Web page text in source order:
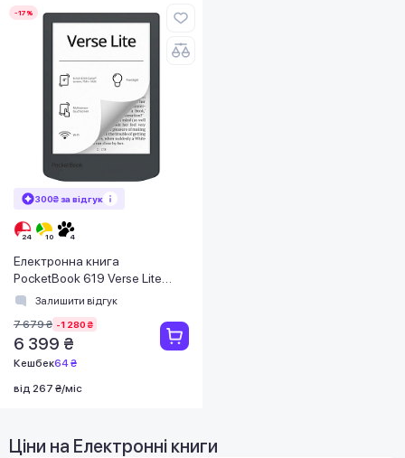
-17%
300₴ за відгук
Електронна книга
PocketBook 619 Verse Lite
Midnight Grey (PB619-T-CIS)
Залишити відгук
7 679 ₴ -1 280 ₴
6 399 ₴
Кешбек64 ₴
від 267 ₴/міс
Ціни на Електронні книги